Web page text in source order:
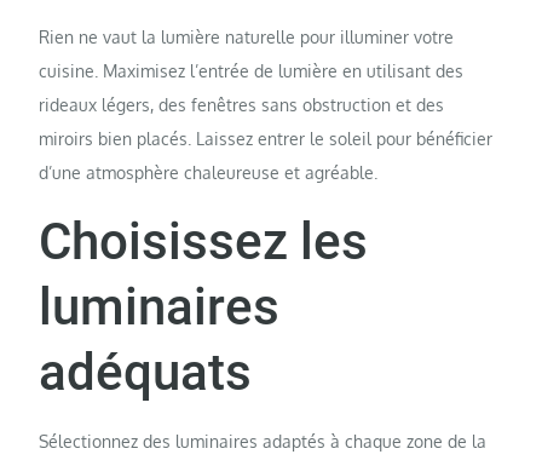
Rien ne vaut la lumière naturelle pour illuminer votre
cuisine. Maximisez l’entrée de lumière en utilisant des
rideaux légers, des fenêtres sans obstruction et des
miroirs bien placés. Laissez entrer le soleil pour bénéficier
d’une atmosphère chaleureuse et agréable.
Choisissez les
luminaires
adéquats
Sélectionnez des luminaires adaptés à chaque zone de la